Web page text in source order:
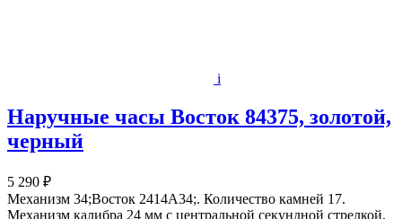
i
Наручные часы Восток 84375, золотой,
черный
5 290 ₽
Механизм 34;Восток 2414А34;. Количество камней 17.
Механизм калибра 24 мм с центральной секундной стрелкой.